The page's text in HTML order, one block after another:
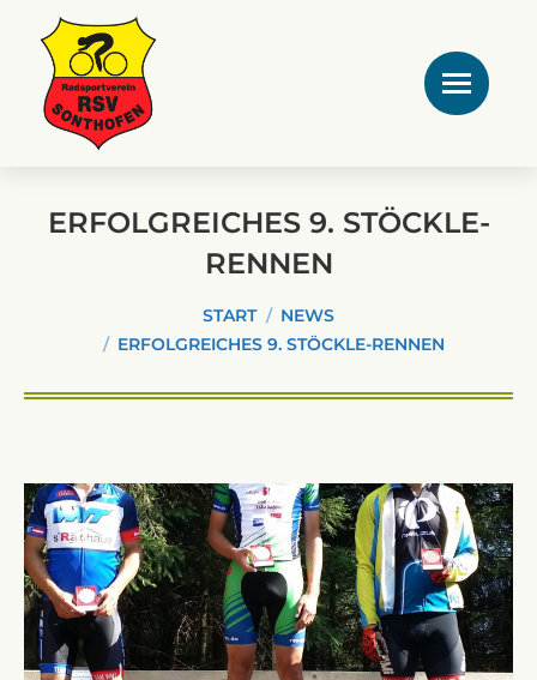
ERFOLGREICHES 9. STÖCKLE-
RENNEN
START
NEWS
ERFOLGREICHES 9. STÖCKLE-RENNEN